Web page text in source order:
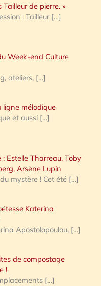
Tailleur de pierre. »
: Tailleur […]
Week-end Culture
ateliers, […]
ligne mélodique
et aussi […]
Estelle Tharreau, Toby
Arsène Lupin
mystère ! Cet été […]
Katerina
Apostolopoulou, […]
de compostage
!
[…]